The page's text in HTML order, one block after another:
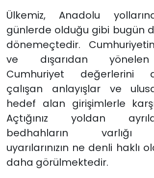
Ülkemiz, Anadolu yollarına
günlerde olduğu gibi bugün
dönemeçtedir.
ve dışarıdan yönelen
Cumhuriyet değerlerini
çalışan anlayışlar ve
hedef alan girişimlerle karşı
Açtığınız yoldan
bedhahların varlığı
uyarılarınızın ne denli haklı
daha görülmektedir.